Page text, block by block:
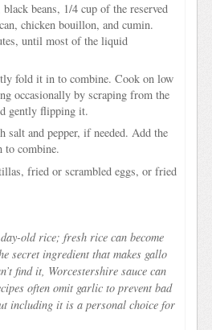
beans, 1/4 cup of the reserved
chicken bouillon, and cumin.
until most of the liquid
fold it in to combine. Cook on low
occasionally by scraping from the
gently flipping it.
salt and pepper, if needed. Add the
to combine.
fried or scrambled eggs, or fried
old rice; fresh rice can become
secret ingredient that makes gallo
find it, Worcestershire sauce can
often omit garlic to prevent bad
including it is a personal choice for